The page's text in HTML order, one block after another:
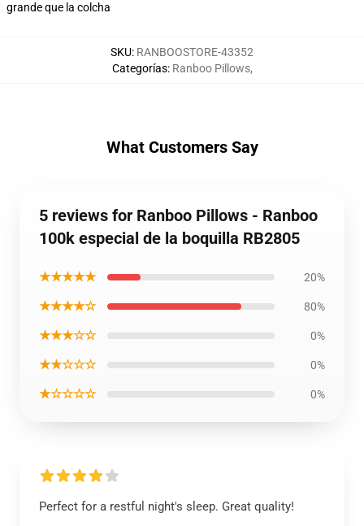
grande que la colcha
SKU: RANBOOSTORE-43352
Categorías: Ranboo Pillows,
What Customers Say
5 reviews for Ranboo Pillows - Ranboo
100k especial de la boquilla RB2805
★★★★★ 20%
★★★★☆ 80%
★★★☆☆ 0%
★★☆☆☆ 0%
★☆☆☆☆ 0%
Perfect for a restful night's sleep. Great quality!